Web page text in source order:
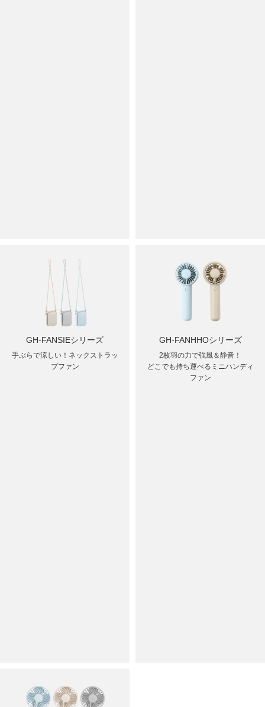
GH-FANSIEシリーズ
手ぶらで涼しい！ネックストラッ
プファン
GH-FANHHOシリーズ
2枚羽の力で強風＆静音！
どこでも持ち運べるミニハンディ
ファン